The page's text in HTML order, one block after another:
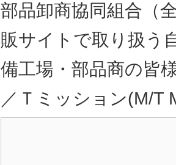
部品卸商協同組合（
販サイトで取り扱う
備工場・部品商の皆
／Ｔミッション(M/T